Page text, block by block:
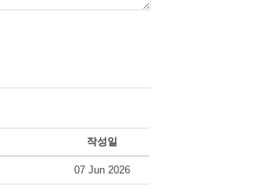
작성일
07 Jun 2026